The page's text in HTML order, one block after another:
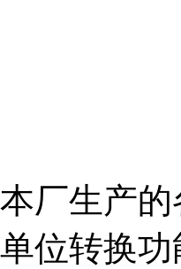
厂生产
位转换功能